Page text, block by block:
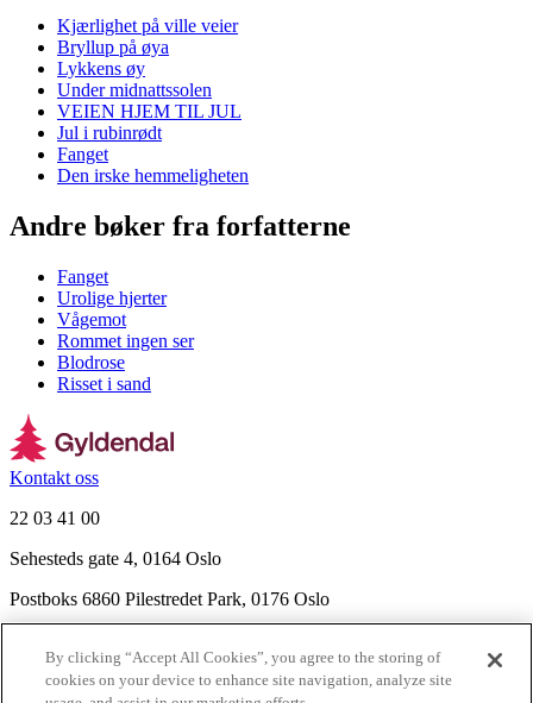
Kjærlighet på ville veier
Bryllup på øya
Lykkens øy
Under midnattssolen
VEIEN HJEM TIL JUL
Jul i rubinrødt
Fanget
Den irske hemmeligheten
Andre bøker fra forfatterne
Fanget
Urolige hjerter
Vågemot
Rommet ingen ser
Blodrose
Risset i sand
Kontakt oss
22 03 41 00
Sehesteds gate 4, 0164 Oslo
Postboks 6860 Pilestredet Park, 0176 Oslo
Nyhetsbrev
By clicking “Accept All Cookies”, you agree to the storing of
cookies on your device to enhance site navigation, analyze site